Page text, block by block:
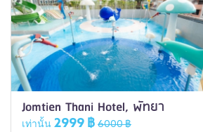
Jomtien Thani Hotel, พัทยา
เท่านั้น 2999 ฿ 6000 ฿